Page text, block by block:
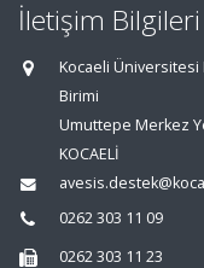
İletişim Bilgileri
Kocaeli Üniversitesi
Birimi
Umuttepe Merkez
KOCAELİ
0262 303 11 09
0262 303 11 23